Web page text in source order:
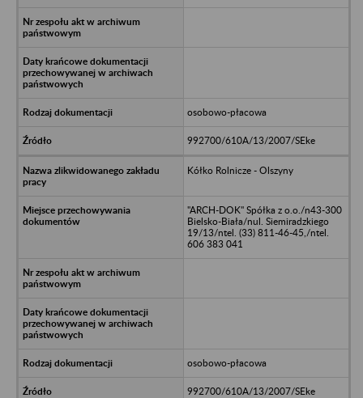
osobowo-płacowa
992700/610A/13/2007/SEke
Kółko Rolnicze - Olszyny
"ARCH-DOK" Spółka z o.o./n43-300
Bielsko-Biała/nul. Siemiradzkiego
19/13/ntel. (33) 811-46-45,/ntel.
606 383 041
osobowo-płacowa
992700/610A/13/2007/SEke